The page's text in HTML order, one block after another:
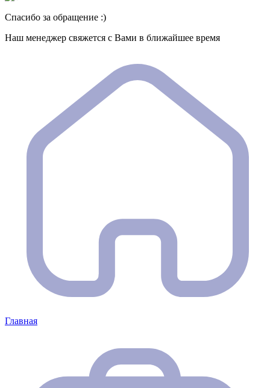
Спасибо за обращение :)
Наш менеджер свяжется с Вами в ближайшее время
Главная